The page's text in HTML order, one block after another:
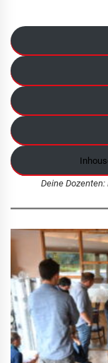
Deine